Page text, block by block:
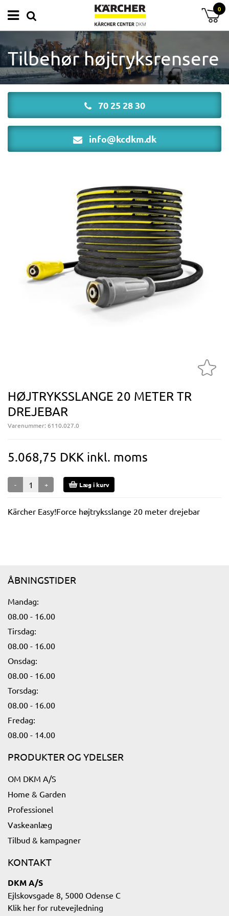
0
Tilbehør højtryksrensere
70 25 28 30
info@kcdkm.dk
HØJTRYKSSLANGE 20 METER TR
DREJEBAR
Varenummer: 6110.027.0
5.068,75 DKK inkl. moms
- + Læg i kurv
Kärcher Easy!Force højtryksslange 20 meter drejebar
ÅBNINGSTIDER
Mandag:​
08.00 - 16.00​
Tirsdag:
08.00 - 16.00​
Onsdag:
08.00 - 16.00​
Torsdag:
08.00 - 16.00​
Fredag:
08.00 - 14.00​
PRODUKTER OG YDELSER
OM DKM A/S
Home & Garden
Professionel
Vaskeanlæg
Tilbud & kampagner
KONTAKT
DKM A/S
Ejlskovsgade 8, 5000 Odense C
Klik her for rutevejledning​